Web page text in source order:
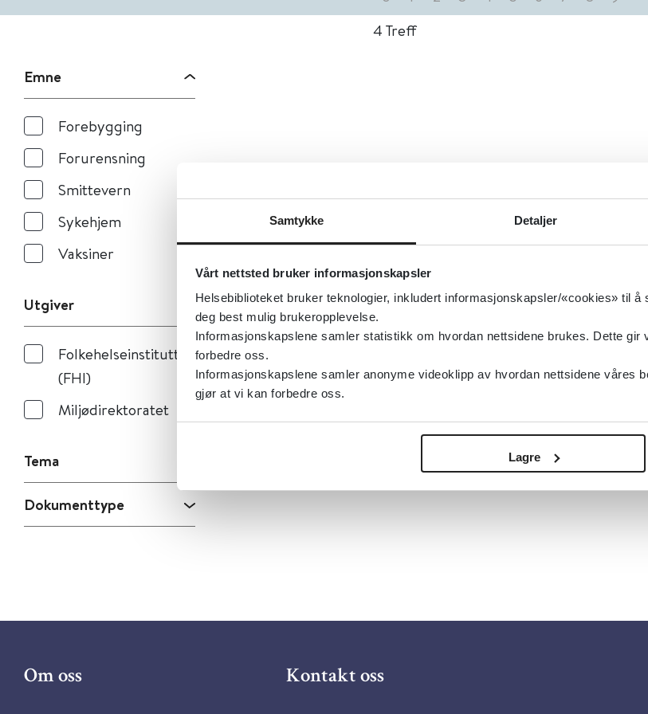
Samtykke Detaljer
Vårt nettsted bruker informasjonskapsler
Helsebiblioteket bruker teknologier, inkludert informasjonskapsler/«cookies» til
deg best mulig brukeropplevelse.
Informasjonskapslene samler statistikk om hvordan nettsidene brukes. Dette
forbedre oss.
Informasjonskapslene samler anonyme videoklipp av hvordan nettsidene våres
gjør at vi kan forbedre oss.
Lagre
Emne
Forebygging
Forurensning
Smittevern
Sykehjem
Vaksiner
Utgiver
Folkehelseinstituttet
(FHI)
Miljødirektoratet
Tema
Dokumenttype
4 Treff
Om oss Kontakt oss